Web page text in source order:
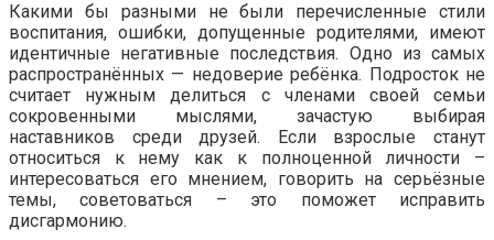
Какими бы разными не были перечисленные стили
воспитания, ошибки, допущенные родителями, имеют
идентичные негативные последствия. Одно из самых
распространённых — недоверие ребёнка. Подросток не
считает нужным делиться с членами своей семьи
сокровенными мыслями, зачастую выбирая
наставников среди друзей. Если взрослые станут
относиться к нему как к полноценной личности –
интересоваться его мнением, говорить на серьёзные
темы, советоваться – это поможет исправить
дисгармонию.